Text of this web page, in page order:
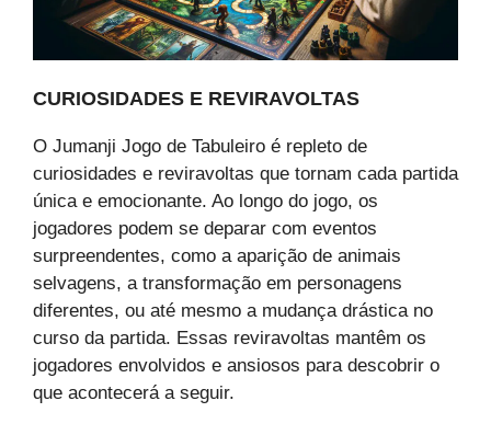
CURIOSIDADES E REVIRAVOLTAS
O Jumanji Jogo de Tabuleiro é repleto de
curiosidades e reviravoltas que tornam cada partida
única e emocionante. Ao longo do jogo, os
jogadores podem se deparar com eventos
surpreendentes, como a aparição de animais
selvagens, a transformação em personagens
diferentes, ou até mesmo a mudança drástica no
curso da partida. Essas reviravoltas mantêm os
jogadores envolvidos e ansiosos para descobrir o
que acontecerá a seguir.